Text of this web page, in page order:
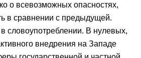
о всевозможных опасностях,
в сравнении с предыдущей.
словоупотреблении. В нулевых,
внедрения на Западе